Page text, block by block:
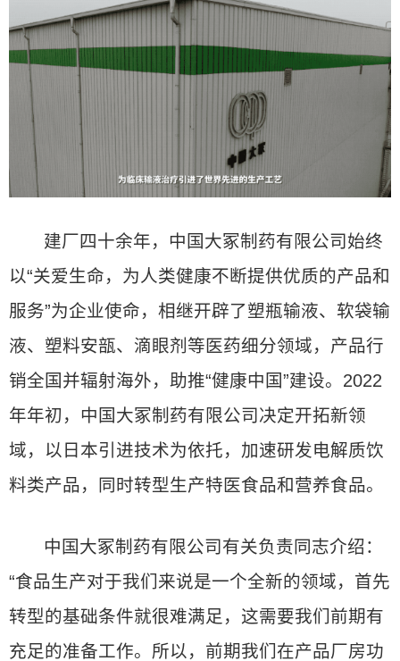
建厂四十余年，中国大冢制药有限公司始终
以“关爱生命，为人类健康不断提供优质的产品和
服务”为企业使命，相继开辟了塑瓶输液、软袋输
液、塑料安瓿、滴眼剂等医药细分领域，产品行
销全国并辐射海外，助推“健康中国”建设。2022
年年初，中国大冢制药有限公司决定开拓新领
域，以日本引进技术为依托，加速研发电解质饮
料类产品，同时转型生产特医食品和营养食品。
中国大冢制药有限公司有关负责同志介绍：
“食品生产对于我们来说是一个全新的领域，首先
转型的基础条件就很难满足，这需要我们前期有
充足的准备工作。所以，前期我们在产品厂房功